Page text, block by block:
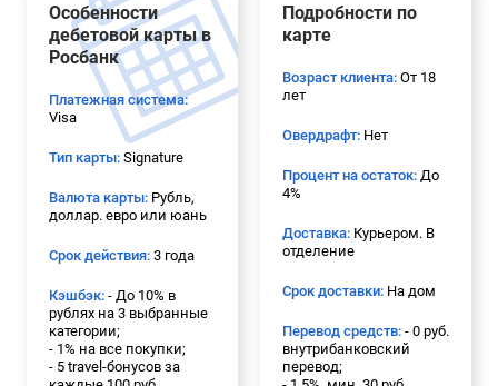
Особенности
дебетовой карты в
Росбанк
Платежная система:
Visa
Тип карты: Signature
Валюта карты: Рубль,
доллар. евро или юань
Срок действия: 3 года
Кэшбэк: - До 10% в
рублях на 3 выбранные
категории;
- 1% на все покупки;
- 5 travel-бонусов за
Подробности по
карте
Возраст клиента: От 18
лет
Овердрафт: Нет
Процент на остаток: До
4%
Доставка: Курьером. В
отделение
Срок доставки: На дом
Перевод средств: - 0 руб.
внутрибанковский
перевод;